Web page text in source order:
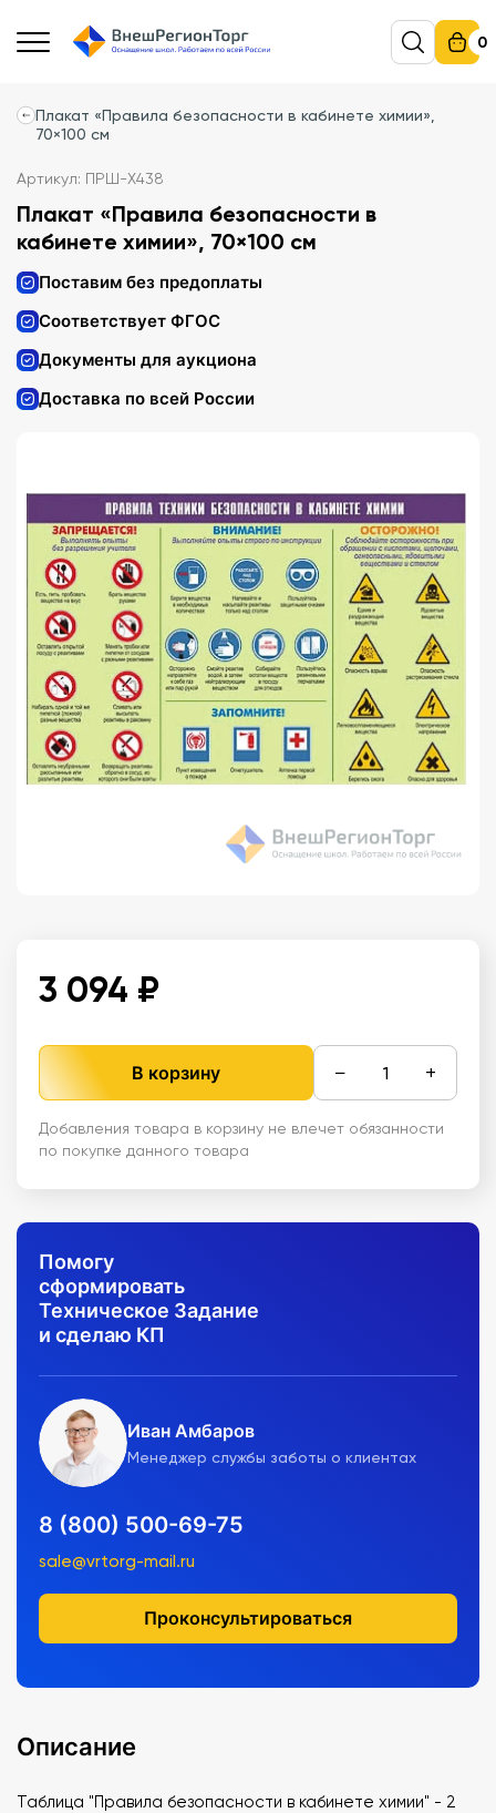
0
Плакат «Правила безопасности в кабинете химии»,
70×100 см
Артикул: ПРШ-Х438
Плакат «Правила безопасности в
кабинете химии», 70×100 см
Поставим без предоплаты
Соответствует ФГОС
Документы для аукциона
Доставка по всей России
3 094 ₽
В корзину − +
Добавления товара в корзину не влечет обязанности
по покупке данного товара
Помогу
сформировать
Техническое Задание
и сделаю КП
Иван Амбаров
Менеджер службы заботы о клиентах
8 (800) 500-69-75
sale@vrtorg-mail.ru
Проконсультироваться
Описание
Таблица "Правила безопасности в кабинете химии" - 2